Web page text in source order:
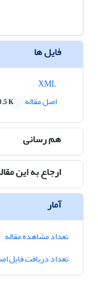
فایل ها
اصل مقاله
K
هم رسانی
ارجاع به این
آمار
تعداد مشاهده مقاله
تعداد دریافت فایل